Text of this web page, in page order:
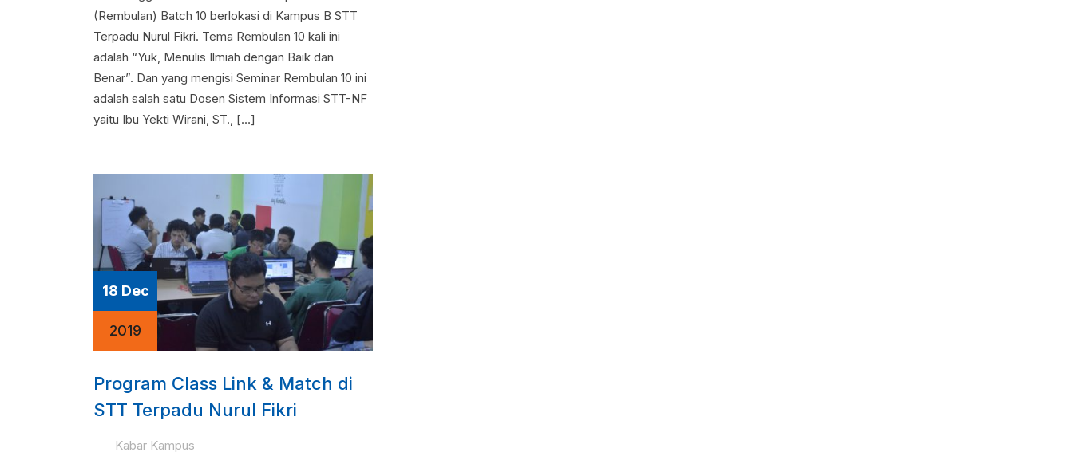
(Rembulan) Batch 10 berlokasi di Kampus B STT
Terpadu Nurul Fikri. Tema Rembulan 10 kali ini
adalah “Yuk, Menulis Ilmiah dengan Baik dan
Benar”. Dan yang mengisi Seminar Rembulan 10 ini
adalah salah satu Dosen Sistem Informasi STT-NF
yaitu Ibu Yekti Wirani, ST., […]
18 Dec
2019
Program Class Link & Match di
STT Terpadu Nurul Fikri
Kabar Kampus